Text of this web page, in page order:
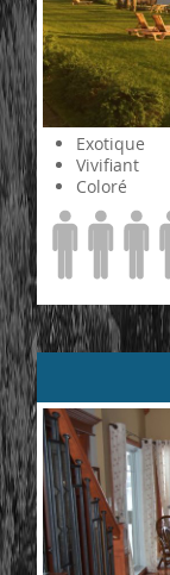
Exotique
Vivifiant
Coloré